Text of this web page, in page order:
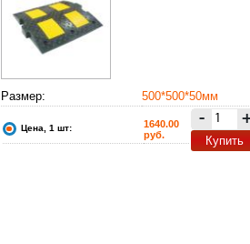
Размер: 500*500*50мм
Цена, 1 шт:
1640.00
руб.
-
Купить